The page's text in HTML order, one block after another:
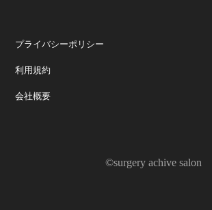
プライバシーポリシー
利用規約
会社概要
©surgery achive salon